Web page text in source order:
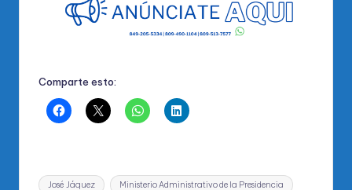
Comparte esto:
Etiquetas:
José Jáquez Ministerio Administrativo de la Presidencia